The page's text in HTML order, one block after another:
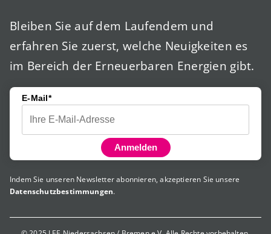
Bleiben Sie auf dem Laufendem und
erfahren Sie zuerst, welche Neuigkeiten es
im Bereich der Erneuerbaren Energien gibt.
E-Mail*
Anmelden
Indem Sie unseren Newsletter abonnieren, akzeptieren Sie unsere
Datenschutzbestimmungen.